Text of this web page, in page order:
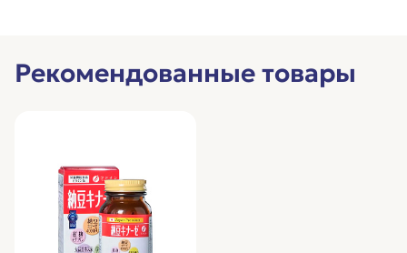
Рекомендованные товары